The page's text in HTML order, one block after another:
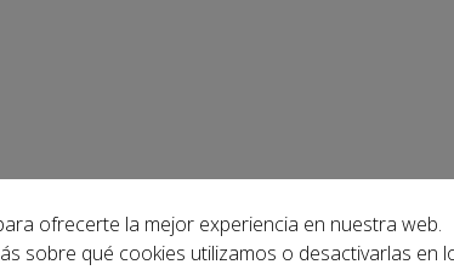
ofrecerte la mejor experiencia en nuestra web.
sobre qué cookies utilizamos o desactivarlas en